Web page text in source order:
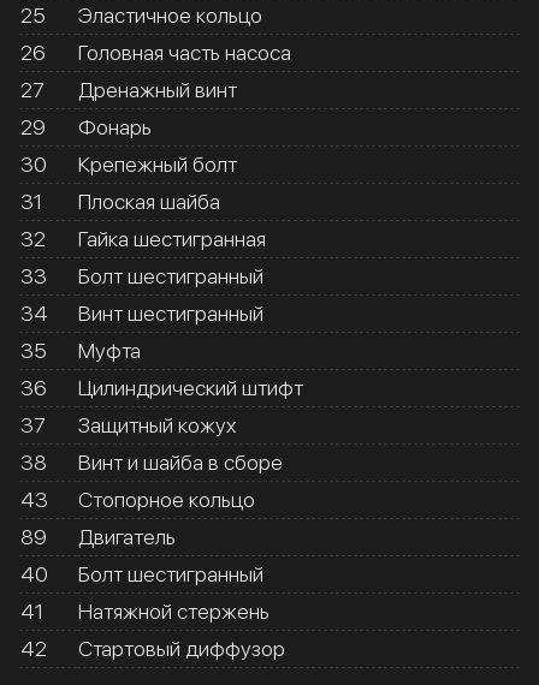
25
Эластичное кольцо
26
Головная часть насоса
27
Дренажный винт
29
Фонарь
30
Крепежный болт
31
Плоская шайба
32
Гайка шестигранная
33
Болт шестигранный
34
Винт шестигранный
35
Муфта
36
Цилиндрический штифт
37
Защитный кожух
38
Винт и шайба в сборе
43
Стопорное кольцо
89
Двигатель
40
Болт шестигранный
41
Натяжной стержень
42
Стартовый диффузор